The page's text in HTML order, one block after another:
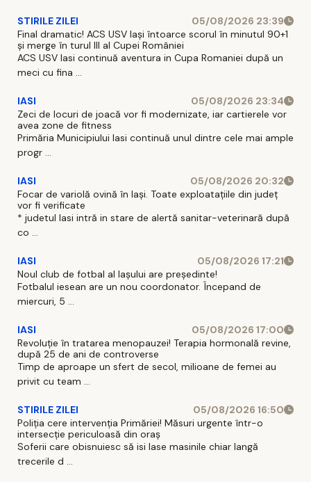
STIRILE ZILEI
05/08/2026 23:39
Final dramatic! ACS USV Iași întoarce scorul în minutul 90+1
și merge în turul III al Cupei României
ACS USV Iasi continuă aventura in Cupa Romaniei după un
meci cu fina ...
IASI
05/08/2026 23:34
Zeci de locuri de joacă vor fi modernizate, iar cartierele vor
avea zone de fitness
Primăria Municipiului Iasi continuă unul dintre cele mai ample
progr ...
IASI
05/08/2026 20:32
Focar de variolă ovină în Iași. Toate exploatațiile din județ
vor fi verificate
* judetul Iasi intră in stare de alertă sanitar-veterinară după
co ...
IASI
05/08/2026 17:21
Noul club de fotbal al Iașului are președinte!
Fotbalul iesean are un nou coordonator. Începand de
miercuri, 5 ...
IASI
05/08/2026 17:00
Revoluție în tratarea menopauzei! Terapia hormonală revine,
după 25 de ani de controverse
Timp de aproape un sfert de secol, milioane de femei au
privit cu team ...
STIRILE ZILEI
05/08/2026 16:50
Poliția cere intervenția Primăriei! Măsuri urgente într-o
intersecție periculoasă din oraș
Soferii care obisnuiesc să isi lase masinile chiar langă
trecerile d ...